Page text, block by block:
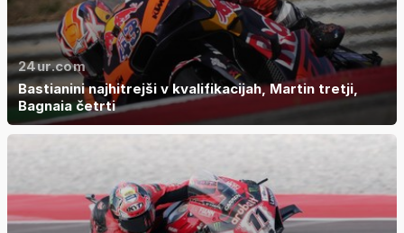
24ur.com
Bastianini najhitrejši v kvalifikacijah, Martin tretji,
Bagnaia četrti